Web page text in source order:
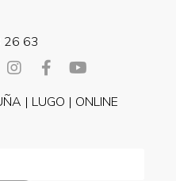
26 63
| LUGO | ONLINE